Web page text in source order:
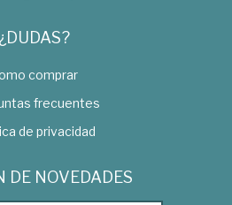
¿DUDAS?
comprar
frecuentes
de privacidad
DE NOVEDADES